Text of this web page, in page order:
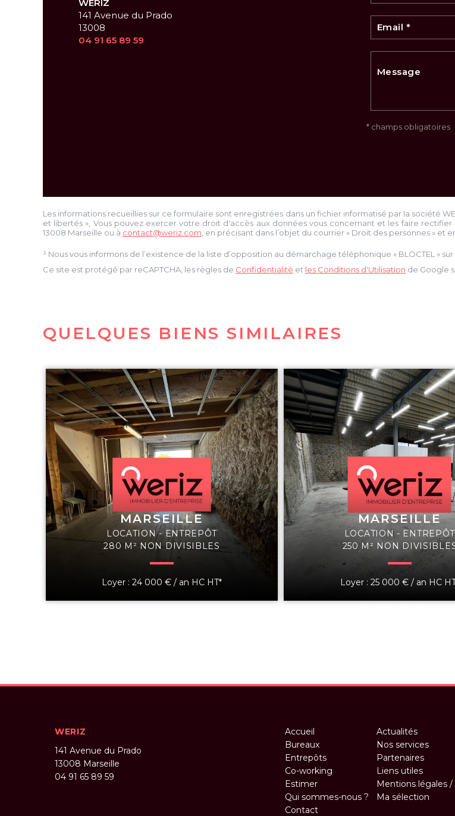
WERIZ
141 Avenue du Prado
13008
04 91 65 89 59
* champs obligatoires
Les informations recueillies sur ce formulaire sont enregistrées dans un fichier informatisé par la société
et libertés », Vous pouvez exercer votre droit d'accès aux données vous concernant et les faire
13008 Marseille ou à contact@weriz.com , en précisant dans l’objet du courrier « Droit des personnes » et
¹ Nous vous informons de l’existence de la liste d’opposition au démarchage téléphonique « BLOCTEL »
Ce site est protégé par reCAPTCHA, les règles de Confidentialité et les Conditions d'Utilisation de Google
QUELQUES BIENS SIMILAIRES
MARSEILLE
LOCATION - ENTREPÔT
280 M² NON DIVISIBLES
Loyer : 24 000 € / an HC HT*
MARSEILLE
LOCATION - ENTREPÔT
250 M² NON
Loyer : 25 000 € / an HC
WERIZ
141 Avenue du Prado
13008 Marseille
04 91 65 89 59
Accueil
Bureaux
Entrepôts
Co-working
Estimer
Qui sommes-nous ?
Contact
Actualités
Nos services
Partenaires
Liens utiles
Mentions légales
Ma sélection